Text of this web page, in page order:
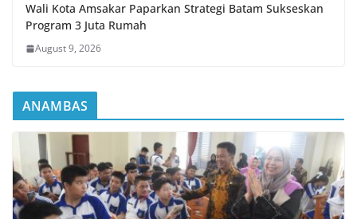
Wali Kota Amsakar Paparkan Strategi Batam Sukseskan
Program 3 Juta Rumah
August 9, 2026
ANAMBAS